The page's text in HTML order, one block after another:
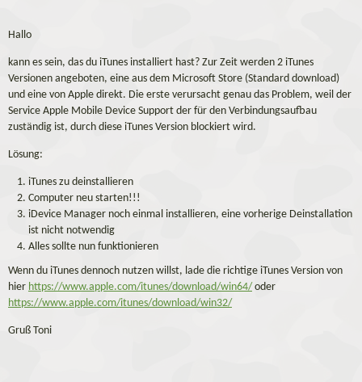
Hallo
kann es sein, das du iTunes installiert hast? Zur Zeit werden 2 iTunes
Versionen angeboten, eine aus dem Microsoft Store (Standard download)
und eine von Apple direkt. Die erste verursacht genau das Problem, weil der
Service Apple Mobile Device Support der für den Verbindungsaufbau
zuständig ist, durch diese iTunes Version blockiert wird.
Lösung:
iTunes zu deinstallieren
Computer neu starten!!!
iDevice Manager noch einmal installieren, eine vorherige Deinstallation
ist nicht notwendig
Alles sollte nun funktionieren
Wenn du iTunes dennoch nutzen willst, lade die richtige iTunes Version von
hier https://www.apple.com/itunes/download/win64/ oder
https://www.apple.com/itunes/download/win32/
Gruß Toni